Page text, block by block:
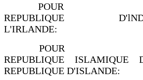
POUR
REPUBLIQUE
L'IRLANDE:
POUR
REPUBLIQUE
REPUBLIQUE D'ISLANDE: